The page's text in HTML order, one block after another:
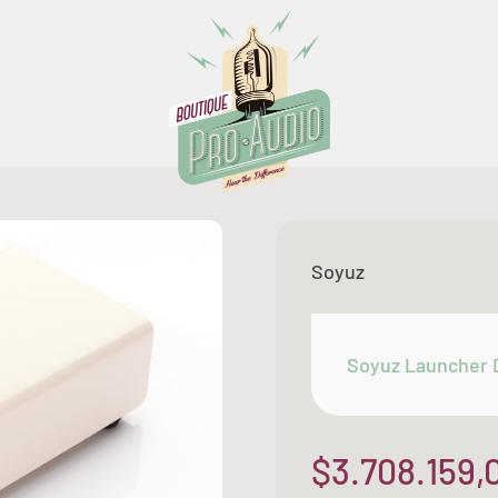
Boutique Pro Audio
Soyuz
Soyuz Launcher
Precio de